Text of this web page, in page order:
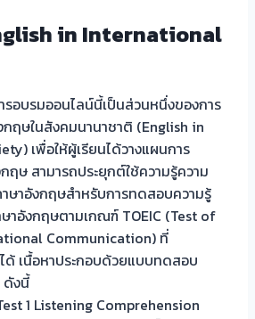
in International
มออนไลน์นี้เป็นส่วนหนึ่งของการ
กฤษในสังคมนานาชาติ (English in
เพื่อให้ผู้เรียนได้วางแผนการ
ษ สามารถประยุกต์ใช้ความรู้ความ
าษาอังกฤษสำหรับการทดสอบความรู้
าอังกฤษตามเกณฑ์ TOEIC (Test of
Communication) ที่
ด้ เนื้อหาประกอบด้วยแบบทดสอบ
ดังนี้
Listening Comprehension